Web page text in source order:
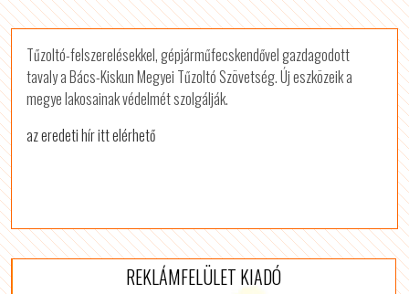
Tűzoltó-felszerelésekkel, gépjárműfecskendővel gazdagodott
tavaly a Bács-­Kiskun Megyei Tűzoltó Szövetség. Új eszközeik a
megye lakosainak védelmét szolgálják.
az eredeti hír itt elérhető
REKLÁMFELÜLET KIADÓ